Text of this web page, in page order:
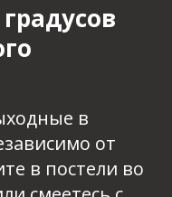
в
от
в постели во